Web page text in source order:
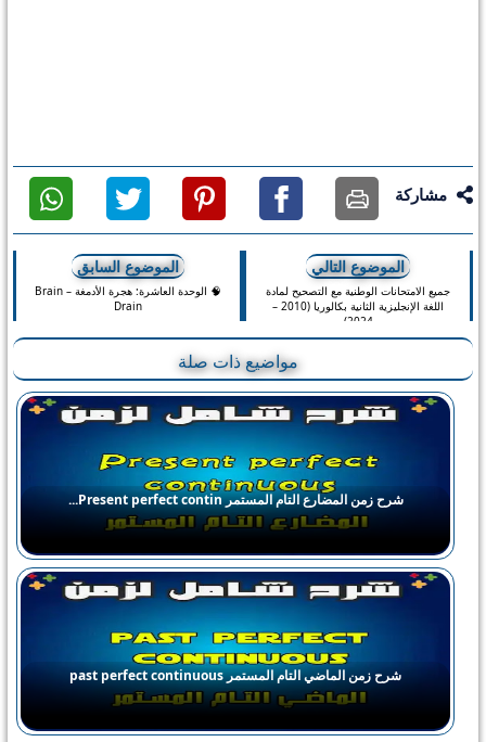
مشاركة
بوك اب
الموضوع التالي
جميع الامتحانات الوطنية مع التصحيح لمادة
اللغة الإنجليزية الثانية بكالوريا (2010 –
2024)
الموضوع السابق
🧠 الوحدة العاشرة: هجرة الأدمغة – Brain
Drain
مواضيع ذات صلة
شرح زمن المضارع التام المستمر Present perfect contin...
شرح زمن الماضي التام المستمر past perfect continuous